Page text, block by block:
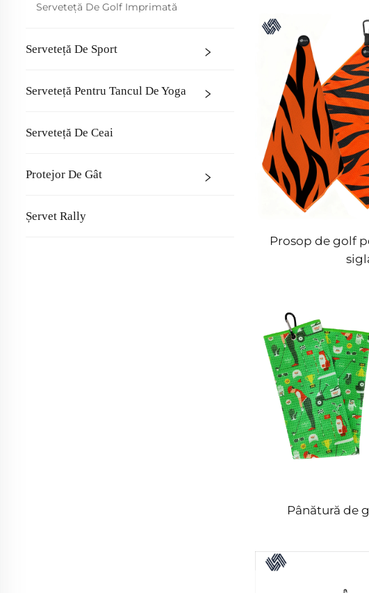
Serveteță De Golf Imprimată
Serveteță De Sport
Serveteță Pentru Tancul De Yoga
Serveteță De Ceai
Protejor De Gât
Șervet Rally
Prosop de golf
Pânătură de